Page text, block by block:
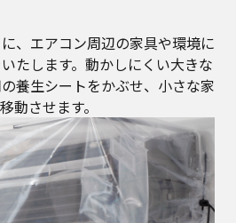
、エアコン周辺の家具や環境に
たします。動かしにくい大きな
養生シートをかぶせ、小さな家
動させます。